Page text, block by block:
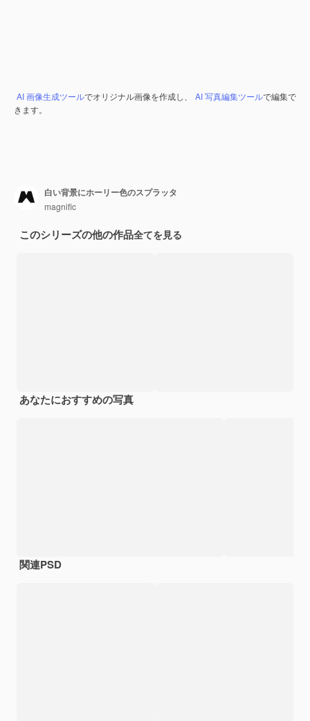
AI 画像生成ツールでオリジナル画像を作成し、 AI 写真編集ツールで編集で
きます。
白い背景にホーリー色のスプラッタ
magnific
このシリーズの他の作品全てを見る
あなたにおすすめの写真
関連PSD